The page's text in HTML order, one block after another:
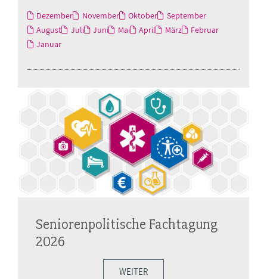
Dezember November Oktober
September
August
Juli Juni Mai April März
Februar
Januar
Seniorenpolitische Fachtagung
2026
WEITER